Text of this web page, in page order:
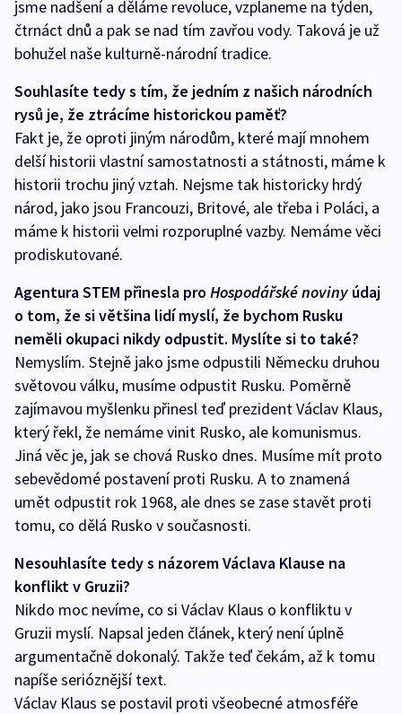
jsme nadšení a děláme revoluce, vzplaneme na týden,
čtrnáct dnů a pak se nad tím zavřou vody. Taková je už
bohužel naše kulturně-národní tradice.
Souhlasíte tedy s tím, že jedním z našich národních
rysů je, že ztrácíme historickou paměť?
Fakt je, že oproti jiným národům, které mají mnohem
delší historii vlastní samostatnosti a státnosti, máme k
historii trochu jiný vztah. Nejsme tak historicky hrdý
národ, jako jsou Francouzi, Britové, ale třeba i Poláci, a
máme k historii velmi rozporuplné vazby. Nemáme věci
prodiskutované.
Agentura STEM přinesla proHospodářské noviny údaj
o tom, že si většina lidí myslí, že bychom Rusku
neměli okupaci nikdy odpustit. Myslíte si to také?
Nemyslím. Stejně jako jsme odpustili Německu druhou
světovou válku, musíme odpustit Rusku. Poměrně
zajímavou myšlenku přinesl teď prezident Václav Klaus,
který řekl, že nemáme vinit Rusko, ale komunismus.
Jiná věc je, jak se chová Rusko dnes. Musíme mít proto
sebevědomé postavení proti Rusku. A to znamená
umět odpustit rok 1968, ale dnes se zase stavět proti
tomu, co dělá Rusko v současnosti.
Nesouhlasíte tedy s názorem Václava Klause na
konflikt v Gruzii?
Nikdo moc nevíme, co si Václav Klaus o konfliktu v
Gruzii myslí. Napsal jeden článek, který není úplně
argumentačně dokonalý. Takže teď čekám, až k tomu
napíše serióznější text.
Václav Klaus se postavil proti všeobecné atmosféře